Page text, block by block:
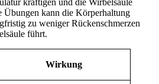
kräftigen und die Wirbelsäule
Übungen kann die Körperhaltung
zu weniger Rückenschmerzen
führt.
Wirkung